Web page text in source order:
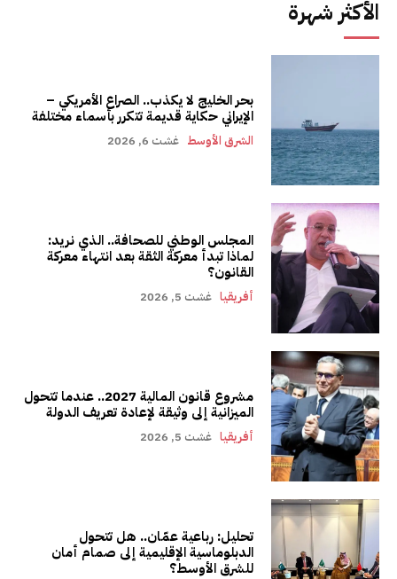
الأكثر شهرة
بحر الخليج لا يكذب.. الصراع الأمريكي –
الإيراني حكاية قديمة تتكرر بأسماء مختلفة
الشرق الأوسط غشت 6, 2026
المجلس الوطني للصحافة.. الذي نريد:
لماذا تبدأ معركة الثقة بعد انتهاء معركة
القانون؟
أفريقيا غشت 5, 2026
مشروع قانون المالية 2027.. عندما تتحول
الميزانية إلى وثيقة لإعادة تعريف الدولة
أفريقيا غشت 5, 2026
تحليل: رباعية عمّان.. هل تتحول
الدبلوماسية الإقليمية إلى صمام أمان
للشرق الأوسط؟